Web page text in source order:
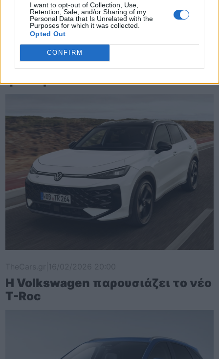
I want to opt-out of Collection, Use,
Retention, Sale, and/or Sharing of my
Personal Data that Is Unrelated with the
Purposes for which it was collected.
Opted Out
CONFIRM
|19/02/2026 18:00
Δοκιμάζουμε το οικογενειακό
ηλεκτρικό Omoda 5
Η Volkswagen παρουσιάζει το νέο
T-Roc